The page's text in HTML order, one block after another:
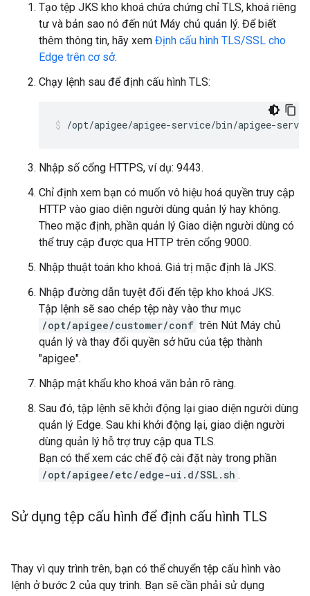
Tạo tệp JKS kho khoá chứa chứng chỉ TLS, khoá riêng
tư và bản sao nó đến nút Máy chủ quản lý. Để biết
thêm thông tin, hãy xem Định cấu hình TLS/SSL cho
Edge trên cơ sở.
Chạy lệnh sau để định cấu hình TLS:
/opt/apigee/apigee-service/bin/apigee-
Nhập số cổng HTTPS, ví dụ: 9443.
Chỉ định xem bạn có muốn vô hiệu hoá quyền truy cập
HTTP vào giao diện người dùng quản lý hay không.
Theo mặc định, phần quản lý Giao diện người dùng có
thể truy cập được qua HTTP trên cổng 9000.
Nhập thuật toán kho khoá. Giá trị mặc định là JKS.
Nhập đường dẫn tuyệt đối đến tệp kho khoá JKS.
Tập lệnh sẽ sao chép tệp này vào thư mục
/opt/apigee/customer/conf trên Nút Máy chủ
quản lý và thay đổi quyền sở hữu của tệp thành
"apigee".
Nhập mật khẩu kho khoá văn bản rõ ràng.
Sau đó, tập lệnh sẽ khởi động lại giao diện người dùng
quản lý Edge. Sau khi khởi động lại, giao diện người
dùng quản lý hỗ trợ truy cập qua TLS.
Bạn có thể xem các chế độ cài đặt này trong phần
/opt/apigee/etc/edge-ui.d/SSL.sh .
Sử dụng tệp cấu hình để định cấu hình TLS
Thay vì quy trình trên, bạn có thể chuyển tệp cấu hình vào
lệnh ở bước 2 của quy trình. Bạn sẽ cần phải sử dụng